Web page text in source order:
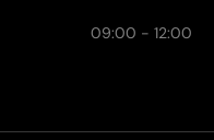
09:00 - 12:00